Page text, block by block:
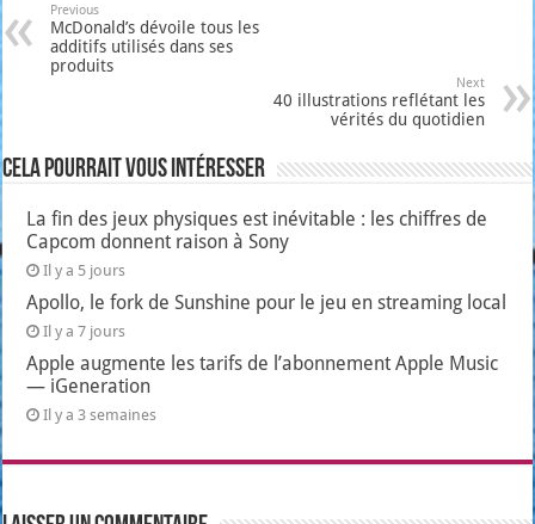
Previous
McDonald’s dévoile tous les
additifs utilisés dans ses
produits
Next
40 illustrations reflétant les
vérités du quotidien
Cela pourrait vous intéresser
La fin des jeux physiques est inévitable : les chiffres de
Capcom donnent raison à Sony
Il y a 5 jours
Apollo, le fork de Sunshine pour le jeu en streaming local
Il y a 7 jours
Apple augmente les tarifs de l’abonnement Apple Music
— iGeneration
Il y a 3 semaines